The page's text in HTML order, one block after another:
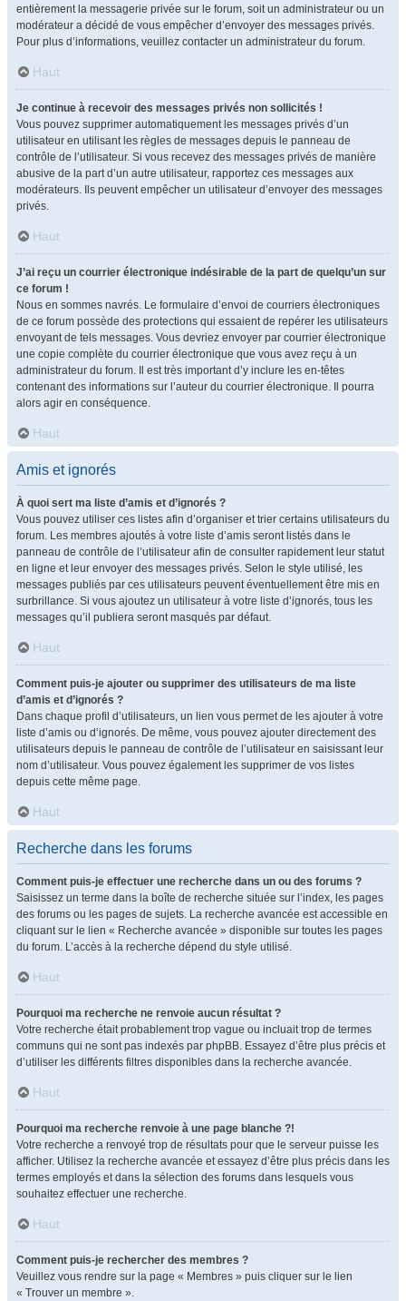
entièrement la messagerie privée sur le forum, soit un administrateur ou un
modérateur a décidé de vous empêcher d’envoyer des messages privés.
Pour plus d’informations, veuillez contacter un administrateur du forum.
Haut
Je continue à recevoir des messages privés non sollicités !
Vous pouvez supprimer automatiquement les messages privés d’un
utilisateur en utilisant les règles de messages depuis le panneau de
contrôle de l’utilisateur. Si vous recevez des messages privés de manière
abusive de la part d’un autre utilisateur, rapportez ces messages aux
modérateurs. Ils peuvent empêcher un utilisateur d’envoyer des messages
privés.
Haut
J’ai reçu un courrier électronique indésirable de la part de quelqu’un sur
ce forum !
Nous en sommes navrés. Le formulaire d’envoi de courriers électroniques
de ce forum possède des protections qui essaient de repérer les utilisateurs
envoyant de tels messages. Vous devriez envoyer par courrier électronique
une copie complète du courrier électronique que vous avez reçu à un
administrateur du forum. Il est très important d’y inclure les en-têtes
contenant des informations sur l’auteur du courrier électronique. Il pourra
alors agir en conséquence.
Haut
Amis et ignorés
À quoi sert ma liste d’amis et d’ignorés ?
Vous pouvez utiliser ces listes afin d’organiser et trier certains utilisateurs du
forum. Les membres ajoutés à votre liste d’amis seront listés dans le
panneau de contrôle de l’utilisateur afin de consulter rapidement leur statut
en ligne et leur envoyer des messages privés. Selon le style utilisé, les
messages publiés par ces utilisateurs peuvent éventuellement être mis en
surbrillance. Si vous ajoutez un utilisateur à votre liste d’ignorés, tous les
messages qu’il publiera seront masqués par défaut.
Haut
Comment puis-je ajouter ou supprimer des utilisateurs de ma liste
d’amis et d’ignorés ?
Dans chaque profil d’utilisateurs, un lien vous permet de les ajouter à votre
liste d’amis ou d’ignorés. De même, vous pouvez ajouter directement des
utilisateurs depuis le panneau de contrôle de l’utilisateur en saisissant leur
nom d’utilisateur. Vous pouvez également les supprimer de vos listes
depuis cette même page.
Haut
Recherche dans les forums
Comment puis-je effectuer une recherche dans un ou des forums ?
Saisissez un terme dans la boîte de recherche située sur l’index, les pages
des forums ou les pages de sujets. La recherche avancée est accessible en
cliquant sur le lien « Recherche avancée » disponible sur toutes les pages
du forum. L’accès à la recherche dépend du style utilisé.
Haut
Pourquoi ma recherche ne renvoie aucun résultat ?
Votre recherche était probablement trop vague ou incluait trop de termes
communs qui ne sont pas indexés par phpBB. Essayez d’être plus précis et
d’utiliser les différents filtres disponibles dans la recherche avancée.
Haut
Pourquoi ma recherche renvoie à une page blanche ?!
Votre recherche a renvoyé trop de résultats pour que le serveur puisse les
afficher. Utilisez la recherche avancée et essayez d’être plus précis dans les
termes employés et dans la sélection des forums dans lesquels vous
souhaitez effectuer une recherche.
Haut
Comment puis-je rechercher des membres ?
Veuillez vous rendre sur la page « Membres » puis cliquer sur le lien
« Trouver un membre ».